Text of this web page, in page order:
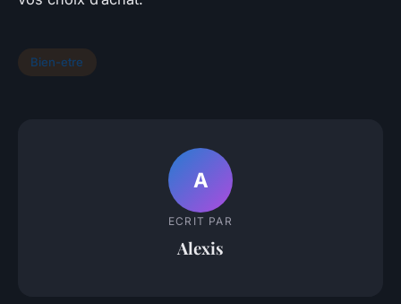
Bien-etre
A
ECRIT PAR
Alexis